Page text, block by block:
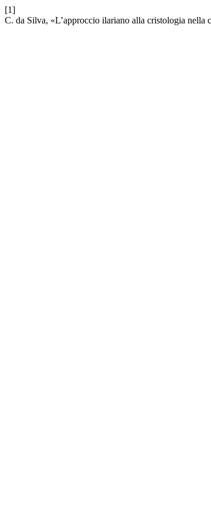
[1]
C. da Silva, «L’approccio ilariano alla cristologia